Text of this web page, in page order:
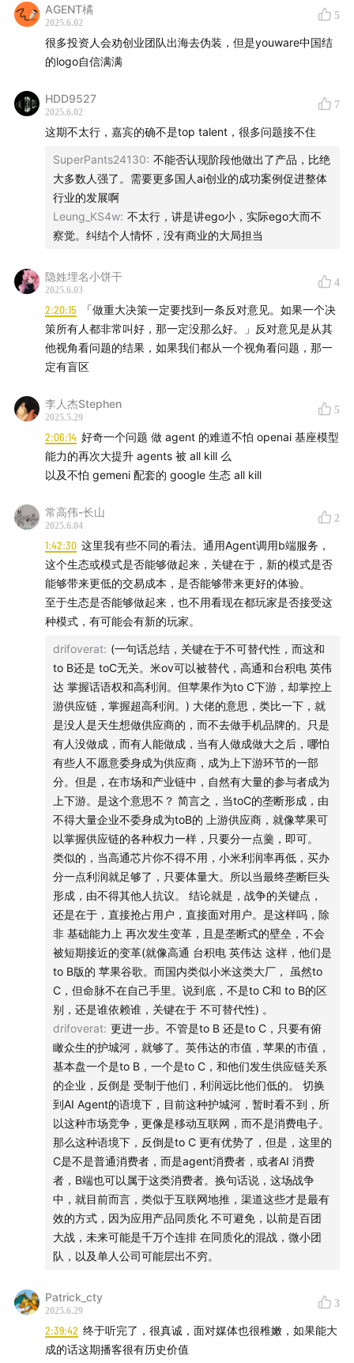
一现的创意”
“数据是‘开车的后视镜’，但它不能指引你前进”
41:03 字节没有乔布斯，字节没有张小龙，但字节有一鸣啊
——有一些很小很小的创业团队，一鸣都聊过了
怎么看字节过去这些年出来了许多创业者，但无人
23年和杨植麟聊了10个小时，聊音乐、艺术、爱
好、产品、过去的经历，实在是到晚上8点我们要去吃
海外产品Noisee的走红与骤停
01:03:03字节能成为字节，契合了时代几个重要变量（移
动设备普及、带宽速度、推荐引擎）
跳下大船创业啦！
01:05:05立马就遇到the bitter lesson（苦涩的教训）
01:11:59 想雕花的本能，情不自禁给它更多脚手架，你会和
01:12:45
停掉了
01:13:18失眠的顿悟：AI时代关键指标之一是“token消耗
速度”，要追求“per token valuation”
01:16:33 “壳”被低估了，应该叫“容器”和“环境”（环境是人
的反应器）
01:17:52只给用户一个Chatbot输入框，是蛮不负责任的
今天Coding发展和当年Camera类似，早期聊相
机说的是“拿着单反的人”，巨大变化是出现了新的人群
——“手机摄影师”
01:23:50早期趋势变量是出现新的人群，增速快，今天的
新人群是“Vibe Coder（氛围编程师）”
01:25:23今天Anthropic是不是承担索尼的角色？其他创业
公司把时间花在Camera/基座模型上，还是花在——随着
Camera迭代出现了Snapchat、Instagram、TikTok、
TikTok Live
今天的Agent就像大猩猩刚拿起一根烧火棍
01:37:12Agent未来可能的两种生态：类比新加坡vs美国
01:40:44Page rank变成Agent rank
01:42:07如果你把所有to C公司都变成to B公司，会受到
大家的反抗
01:44:02Agent的网络效应
01:46:02我们也想成为OS Agent呀！——路径不告诉
01:46:57今天的Agent像一个大猩猩拿起石头开始砸东西
01:47:58“永远相信Model会变好，永远相信Model和你无
AGENT橘
2025.6.02
5
很多投资人会劝创业团队出海去伪装，但是youware中国结
的logo自信满满
HDD9527
2025.6.02
7
这期不太行，嘉宾的确不是top talent，很多问题接不住
SuperPants24130: 不能否认现阶段他做出了产品，比绝
大多数人强了。需要更多国人ai创业的成功案例促进整体
行业的发展啊
Leung_KS4w: 不太行，讲是讲ego小，实际ego大而不
察觉。纠结个人情怀，没有商业的大局担当
隐姓埋名小饼干
2025.6.03
4
2:20:15
「做重大决策一定要找到一条反对意见。如果一个决
策所有人都非常叫好，那一定没那么好。」反对意见是从其
他视角看问题的结果，如果我们都从一个视角看问题，那一
定有盲区
李人杰Stephen
2025.5.29
5
2:06:14 好奇一个问题 做 agent 的难道不怕 openai 基座模型
能力的再次大提升 agents 被 all kill 么
以及不怕 gemeni 配套的 google 生态 all kill
常高伟-长山
2025.6.04
2
1:42:30
这个生态或模式是否能够做起来，关键在于，新的模式是否
能够带来更低的交易成本，是否能够带来更好的体验。
至于生态是否能够做起来，也不用看现在都玩家是否接受这
种模式，有可能会有新的玩家。
drifoverat: (一句话总结，关键在于不可替代性，而这和
to B还是 toC无关。米ov可以被替代，高通和台积电 英伟
达 掌握话语权和高利润。但苹果作为to C下游，却掌控上
游供应链，掌握超高利润。) 大佬的意思，类比一下，就
是没人是天生想做供应商的，而不去做手机品牌的。只是
有人没做成，而有人能做成，当有人做成做大之后，哪怕
有些人不愿意委身成为供应商，成为上下游环节的一部
分。但是，在市场和产业链中，自然有大量的参与者成为
上下游。是这个意思不？ 简言之，当toC的垄断形成，由
不得大量企业不委身成为toB的 上游供应商，就像苹果可
以掌握供应链的各种权力一样，只要分一点羹，即可。
类似的，当高通芯片你不得不用，小米利润率再低，买办
分一点利润就足够了，只要体量大。所以当最终垄断巨头
形成，由不得其他人抗议。 结论就是，战争的关键点，
还是在于，直接抢占用户，直接面对用户。是这样吗，除
非 基础能力上 再次发生变革，且是垄断式的壁垒，不会
被短期接近的变革(就像高通 台积电 英伟达 这样，他们是
to B版的 苹果谷歌。而国内类似小米这类大厂， 虽然to
C，但命脉不在自己手里。说到底，不是to C和 to B的区
别，还是谁依赖谁，关键在于 不可替代性) 。
drifoverat: 更进一步。不管是to B 还是to C，只要有俯
瞰众生的护城河，就够了。英伟达的市值，苹果的市值，
基本盘一个是to B，一个是to C，和他们发生供应链关系
的企业，反倒是 受制于他们，利润远比他们低的。 切换
到AI Agent的语境下，目前这种护城河，暂时看不到，所
以这种市场竞争，更像是移动互联网，而不是消费电子。
那么这种语境下，反倒是to C 更有优势了，但是，这里的
C是不是普通消费者，而是agent消费者，或者AI 消费
者，B端也可以属于这类消费者。换句话说，这场战争
中，就目前而言，类似于互联网地推，渠道这些才是最有
效的方式，因为应用产品同质化 不可避免，以前是百团
大战，未来可能是千万个连排 在同质化的混战，微小团
队，以及单人公司可能层出不穷。
Patrick_cty
2025.6.29
3
2:39:42 终于听完了，很真诚，面对媒体也很稚嫩，如果能大
成的话这期播客很有历史价值